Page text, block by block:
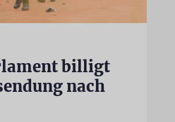
billigt
nach